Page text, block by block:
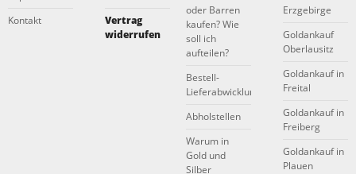
Kontakt
Vertrag
widerrufen
oder Barren
kaufen? Wie
soll ich
aufteilen?
Bestell-
Lieferabwicklung
Abholstellen
Warum in
Gold und
Silber
Erzgebirge
Goldankauf
Oberlausitz
Goldankauf in
Freital
Goldankauf in
Freiberg
Goldankauf in
Plauen